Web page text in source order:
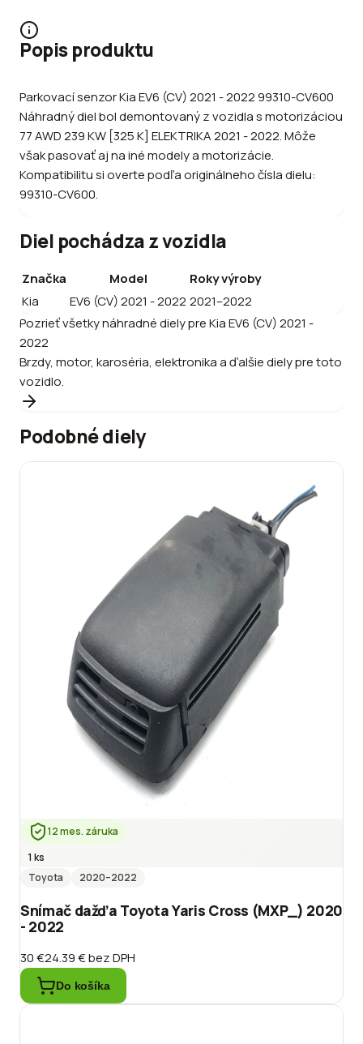
Popis produktu
Parkovací senzor Kia EV6 (CV) 2021 - 2022 99310-CV600
Náhradný diel bol demontovaný z vozidla s motorizáciou
77 AWD 239 KW [325 K] ELEKTRIKA 2021 - 2022. Môže
však pasovať aj na iné modely a motorizácie.
Kompatibilitu si overte podľa originálneho čísla dielu:
99310-CV600.
Diel pochádza z vozidla
Značka Model
Roky výroby
Kia
EV6 (CV) 2021 - 2022 2021–2022
Pozrieť všetky náhradné diely preKiaEV6 (CV) 2021 -
2022
Brzdy, motor, karoséria, elektronika a ďalšie diely pre toto
vozidlo.
Podobné diely
12 mes. záruka
1 ks
Toyota
2020–2022
Snímač dažďa Toyota Yaris Cross (MXP_) 2020
- 2022
30 €24.39 €bez DPH
Do košíka